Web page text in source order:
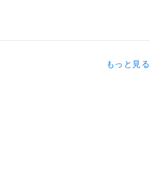
ので、電話鑑定もとても鋭いもの
もっと見る